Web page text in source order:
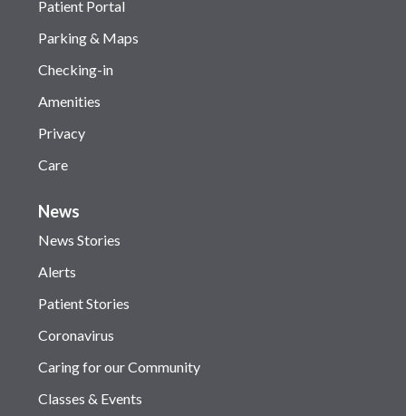
Patient Portal
Parking & Maps
Checking-in
Amenities
Privacy
Care
News
News Stories
Alerts
Patient Stories
Coronavirus
Caring for our Community
Classes & Events